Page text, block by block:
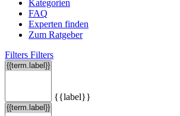
Kategorien
FAQ
Experten finden
Zum Ratgeber
Filters Filters
{{label}}